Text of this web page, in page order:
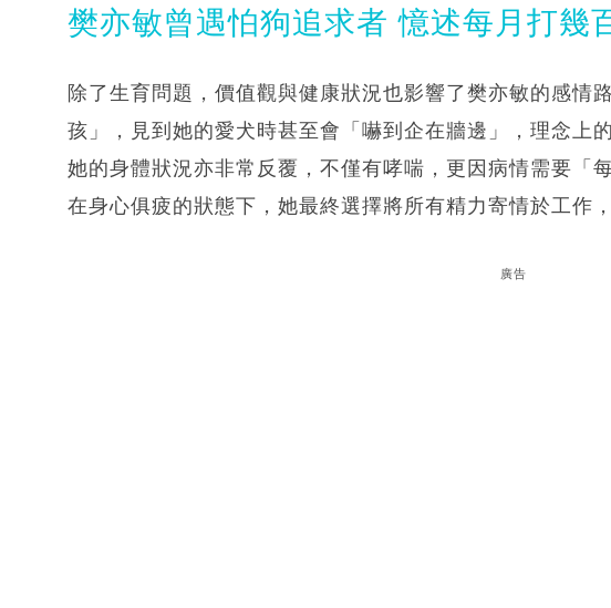
樊亦敏曾遇怕狗追求者 憶述每月打幾
除了生育問題，價值觀與健康狀況也影響了樊亦敏的感情
孩」，見到她的愛犬時甚至會「嚇到企在牆邊」，理念上
她的身體狀況亦非常反覆，不僅有哮喘，更因病情需要「
在身心俱疲的狀態下，她最終選擇將所有精力寄情於工作
廣告